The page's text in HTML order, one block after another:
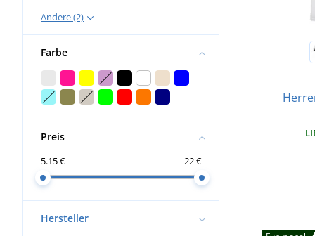
Andere (2)
Farbe
Preis
5.15 € 22 €
Hersteller